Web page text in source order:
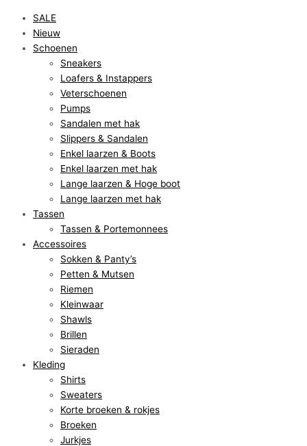
SALE
Nieuw
Schoenen
Sneakers
Loafers & Instappers
Veterschoenen
Pumps
Sandalen met hak
Slippers & Sandalen
Enkel laarzen & Boots
Enkel laarzen met hak
Lange laarzen & Hoge boot
Lange laarzen met hak
Tassen
Tassen & Portemonnees
Accessoires
Sokken & Panty’s
Petten & Mutsen
Riemen
Kleinwaar
Shawls
Brillen
Sieraden
Kleding
Shirts
Sweaters
Korte broeken & rokjes
Broeken
Jurkjes